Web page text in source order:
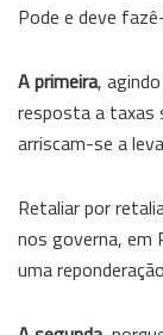
Pode e deve
A primeira,
resposta a taxas
arriscam-se a
Retaliar por
nos governa, em
uma